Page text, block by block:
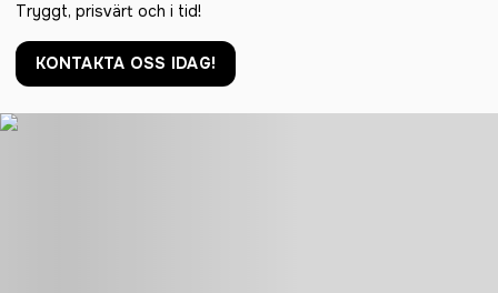
Tryggt, prisvärt och i tid!
KONTAKTA OSS IDAG!